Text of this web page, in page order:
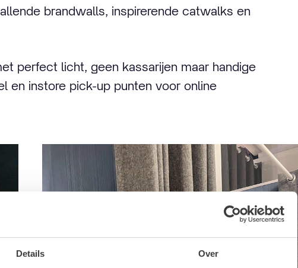
Details Over
brandwalls, inspirerende catwalks en
perfect licht, geen kassarijen maar handige
en instore pick-up punten voor online